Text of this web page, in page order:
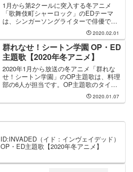
1月から第2クールに突入する冬アニメ
「歌舞伎町シャーロック」のEDテーマ
は、シンガーソングライターで俳優でも
ある 石崎ひゅーい さんが歌います。第2
クールのEDテーマのタイトルは「パレー
ド」です。「歌舞伎町シャーロック」
は、2019年10月...
2020.02.01
群れなせ！シートン学園 OP・ED
主題歌【2020年冬アニメ】
2020年1月から放送の冬アニメ「群れな
せ！シートン学園」のOP主題歌は、料理
部の6人が担当です。OP主題歌のタイト
ルは「学園壮観Zoo」です。EDテーマは
大狼ランカ（CV.木野 日菜） が担当し、
2020.01.07
ID:INVADED（イド：インヴェイデッド）
OP・ED主題歌【2020年冬アニメ】